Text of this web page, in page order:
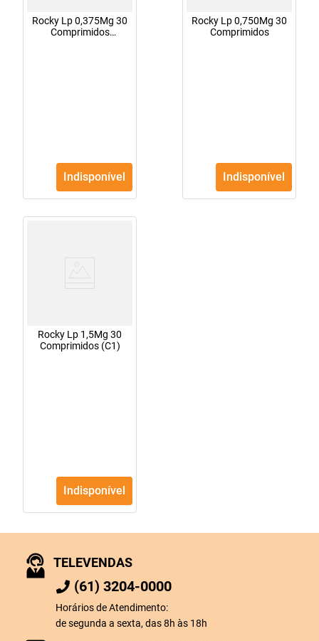
Rocky Lp 0,375Mg 30
Comprimidos
Indisponível
Rocky Lp 0,750Mg 30
Comprimidos
Indisponível
Rocky Lp 1,5Mg 30
Comprimidos (C1)
Indisponível
TELEVENDAS
(61) 3204-0000
Horários de Atendimento:
de segunda a sexta, das 8h às 18h